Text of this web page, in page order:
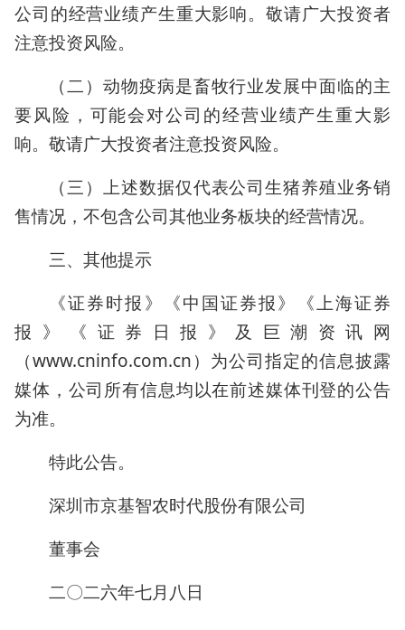
公司的经营业绩产生重大影响。敬请广大投资者
注意投资风险。
（二）动物疫病是畜牧行业发展中面临的主
要风险，可能会对公司的经营业绩产生重大影
响。敬请广大投资者注意投资风险。
（三）上述数据仅代表公司生猪养殖业务销
售情况，不包含公司其他业务板块的经营情况。
三、其他提示
《证券时报》《中国证券报》《上海证券
报》《证券日报》及巨潮资讯网
（www.cninfo.com.cn）为公司指定的信息披露
媒体，公司所有信息均以在前述媒体刊登的公告
为准。
特此公告。
深圳市京基智农时代股份有限公司
董事会
二〇二六年七月八日